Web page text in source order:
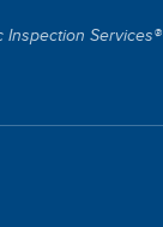
Inspection Services®